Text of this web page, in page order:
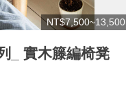
NT$7,500~13,500
_ 實木籐編椅凳